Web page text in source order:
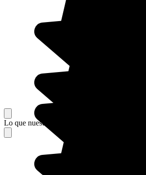
Lo que nuestros viajeros piensan de su estancia